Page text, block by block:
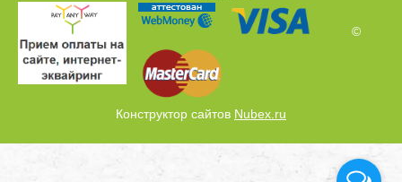
©
Конструктор сайтов Nubex.ru